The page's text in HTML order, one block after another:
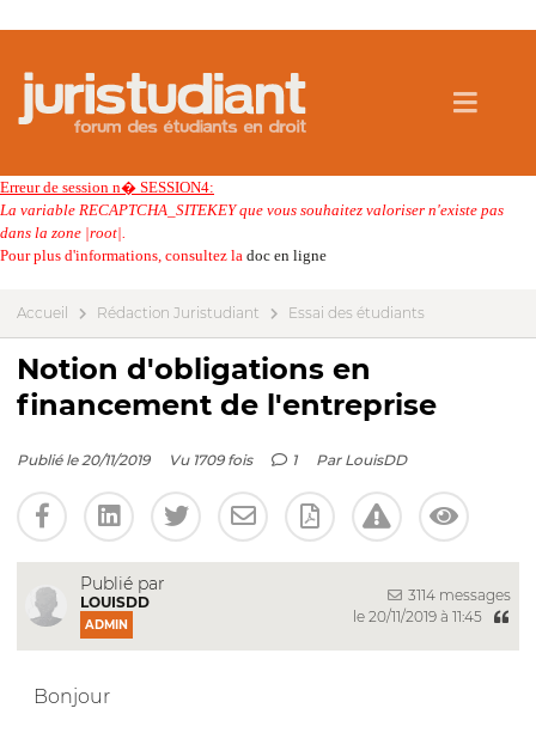
Erreur de session n� SESSION4:
La variable RECAPTCHA_SITEKEY que vous souhaitez valoriser n'existe pas
dans la zone |root|.
Pour plus d'informations, consultez la doc en ligne
Accueil Rédaction Juristudiant Essai des étudiants
Notion d'obligations en
financement de l'entreprise
Publié le 20/11/2019 Vu 1709 fois 1 Par LouisDD
Publié par
LOUISDD
ADMIN
3114 messages
le 20/11/2019 à 11:45
Bonjour